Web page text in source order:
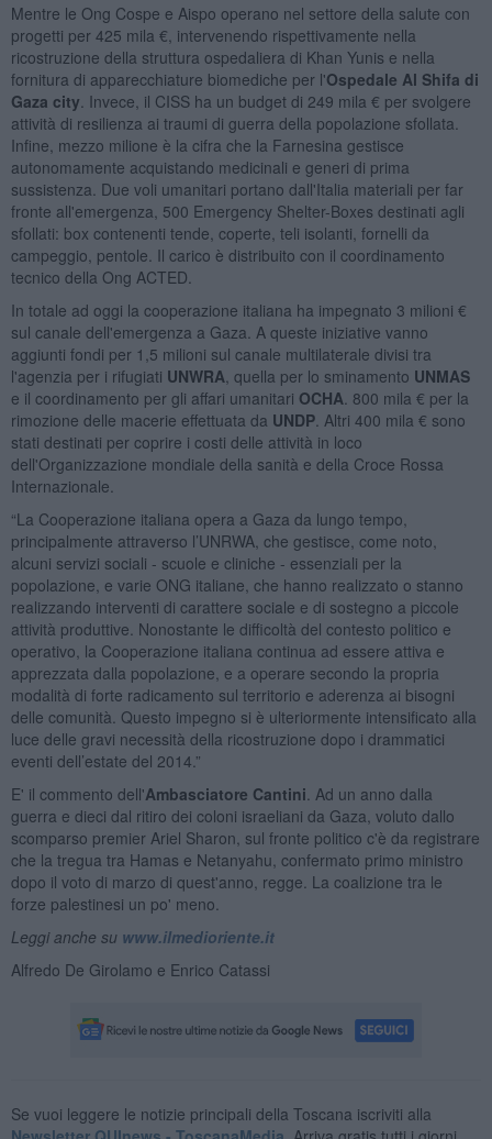
Mentre le Ong Cospe e Aispo operano nel settore della salute con
progetti per 425 mila €, intervenendo rispettivamente nella
ricostruzione della struttura ospedaliera di Khan Yunis e nella
fornitura di apparecchiature biomediche per l'Ospedale Al Shifa di
Gaza city . Invece, il CISS ha un budget di 249 mila € per svolgere
attività di resilienza ai traumi di guerra della popolazione sfollata.
Infine, mezzo milione è la cifra che la Farnesina gestisce
autonomamente acquistando medicinali e generi di prima
sussistenza. Due voli umanitari portano dall'Italia materiali per far
fronte all'emergenza, 500 Emergency Shelter-Boxes destinati agli
sfollati: box contenenti tende, coperte, teli isolanti, fornelli da
campeggio, pentole. Il carico è distribuito con il coordinamento
tecnico della Ong ACTED.
In totale ad oggi la cooperazione italiana ha impegnato 3 milioni €
sul canale dell'emergenza a Gaza. A queste iniziative vanno
aggiunti fondi per 1,5 milioni sul canale multilaterale divisi tra
l'agenzia per i rifugiati UNWRA , quella per lo sminamento UNMAS
e il coordinamento per gli affari umanitari OCHA . 800 mila € per la
rimozione delle macerie effettuata da UNDP. Altri 400 mila € sono
stati destinati per coprire i costi delle attività in loco
dell'Organizzazione mondiale della sanità e della Croce Rossa
Internazionale.
“La Cooperazione italiana opera a Gaza da lungo tempo,
principalmente attraverso l’UNRWA, che gestisce, come noto,
alcuni servizi sociali - scuole e cliniche - essenziali per la
popolazione, e varie ONG italiane, che hanno realizzato o stanno
realizzando interventi di carattere sociale e di sostegno a piccole
attività produttive. Nonostante le difficoltà del contesto politico e
operativo, la Cooperazione italiana continua ad essere attiva e
apprezzata dalla popolazione, e a operare secondo la propria
modalità di forte radicamento sul territorio e aderenza ai bisogni
delle comunità. Questo impegno si è ulteriormente intensificato alla
luce delle gravi necessità della ricostruzione dopo i drammatici
eventi dell’estate del 2014.”
E' il commento dell'Ambasciatore Cantini . Ad un anno dalla
guerra e dieci dal ritiro dei coloni israeliani da Gaza, voluto dallo
scomparso premier Ariel Sharon, sul fronte politico c'è da registrare
che la tregua tra Hamas e Netanyahu, confermato primo ministro
dopo il voto di marzo di quest'anno, regge. La coalizione tra le
forze palestinesi un po' meno.
Leggi anche su www.ilmedioriente.it
Alfredo De Girolamo e Enrico Catassi
Se vuoi leggere le notizie principali della Toscana iscriviti alla